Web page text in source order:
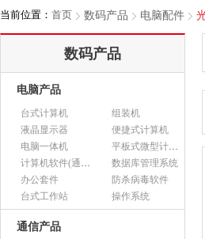
当前位置： 首页 数码产品 电脑配件
数码产品
电脑产品
台式计算机
组装机
液晶显示器
便捷式计算机
电脑一体机
平板式微型计算机
计算机软件(通用软件)
数据库管理系统
办公套件
防杀病毒软件
台式工作站
操作系统
通信产品